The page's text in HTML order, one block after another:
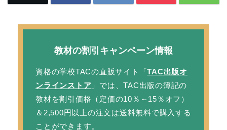
教材の割引キャンペーン情報
資格の学校TACの直販サイト「TAC出版オ
ンラインストア 」では、TAC出版の簿記の
教材を割引価格 （定価の10％～15％オフ）
＆2,500円以上の注文は送料無料で購入する
ことができます。